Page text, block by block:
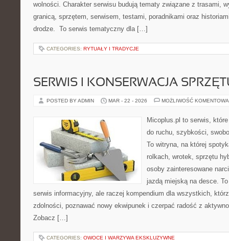
wolności. Charakter serwisu budują tematy związane z trasami,
granicą, sprzętem, serwisem, testami, poradnikami oraz
drodze. To serwis tematyczny dla […]
CATEGORIES: RYTUAŁY I TRADYCJE
SERWIS I KONSERWACJA
POSTED BY ADMIN MAR - 22 - 2026 MOŻLIWOŚĆ
Micoplus.pl to serwis,
do ruchu, szybkości,
To witryna, na której
rolkach, wrotek, sprzętu
osoby zainteresowane
jazdą miejską na desce.
serwis informacyjny, ale raczej kompendium dla wszystkich,
zdolności, poznawać nowy ekwipunek i czerpać radość z
Zobacz […]
CATEGORIES: OWOCE I WARZYWA EKSKLUZYWNE